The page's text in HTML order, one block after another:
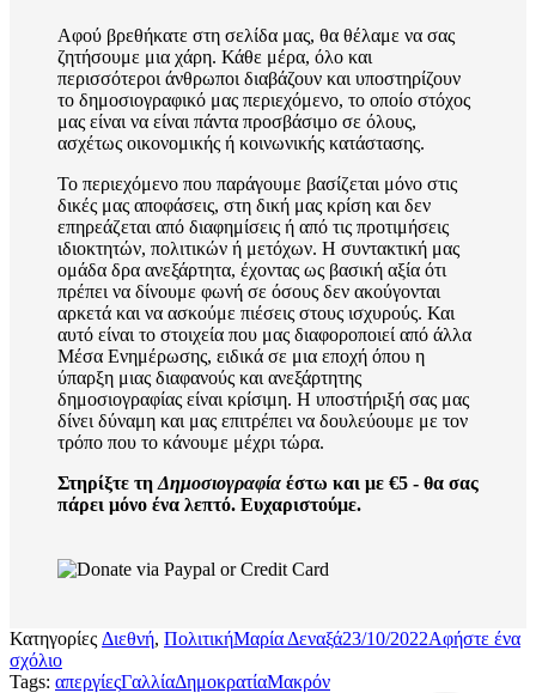
Αφού βρεθήκατε στη σελίδα μας, θα θέλαμε να σας
ζητήσουμε μια χάρη. Κάθε μέρα, όλο και
περισσότεροι άνθρωποι διαβάζουν και υποστηρίζουν
το δημοσιογραφικό μας περιεχόμενο, το οποίο στόχος
μας είναι να είναι πάντα προσβάσιμο σε όλους,
ασχέτως οικονομικής ή κοινωνικής κατάστασης.
Το περιεχόμενο που παράγουμε βασίζεται μόνο στις
δικές μας αποφάσεις, στη δική μας κρίση και δεν
επηρεάζεται από διαφημίσεις ή από τις προτιμήσεις
ιδιοκτητών, πολιτικών ή μετόχων. Η συντακτική μας
ομάδα δρα ανεξάρτητα, έχοντας ως βασική αξία ότι
πρέπει να δίνουμε φωνή σε όσους δεν ακούγονται
αρκετά και να ασκούμε πιέσεις στους ισχυρούς. Και
αυτό είναι το στοιχεία που μας διαφοροποιεί από άλλα
Μέσα Ενημέρωσης, ειδικά σε μια εποχή όπου η
ύπαρξη μιας διαφανούς και ανεξάρτητης
δημοσιογραφίας είναι κρίσιμη. Η υποστήριξή σας μας
δίνει δύναμη και μας επιτρέπει να δουλεύουμε με τον
τρόπο που το κάνουμε μέχρι τώρα.
Στηρίξτε τη Δημοσιογραφία έστω και με €5 - θα σας
πάρει μόνο ένα λεπτό. Ευχαριστούμε.
Κατηγορίες Διεθνή, ΠολιτικήΜαρία Δεναξά23/10/2022Αφήστε ένα
σχόλιο
Tags: απεργίεςΓαλλίαΔημοκρατίαΜακρόν